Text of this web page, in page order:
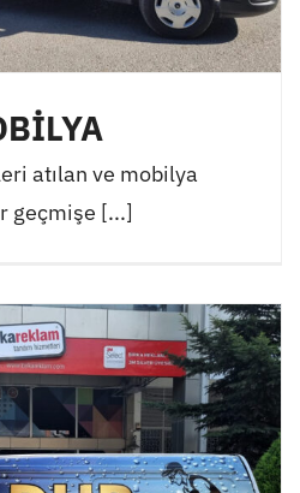
atılan ve mobilya
geçmişe [...]